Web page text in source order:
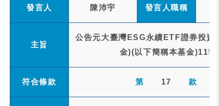
發言人 陳沛宇 發言人職稱
主旨
公告元大臺灣ESG永續ETF證券投資
金)(以下簡稱本基金)115
符合條款 第 17 款